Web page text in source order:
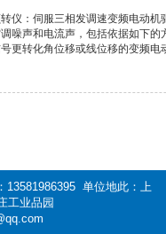
仪：伺服三相发调速变频电动
噪声和电流声，包括依据如下
更转化角位移或线位移的变频电
单位地此：上
工业品园